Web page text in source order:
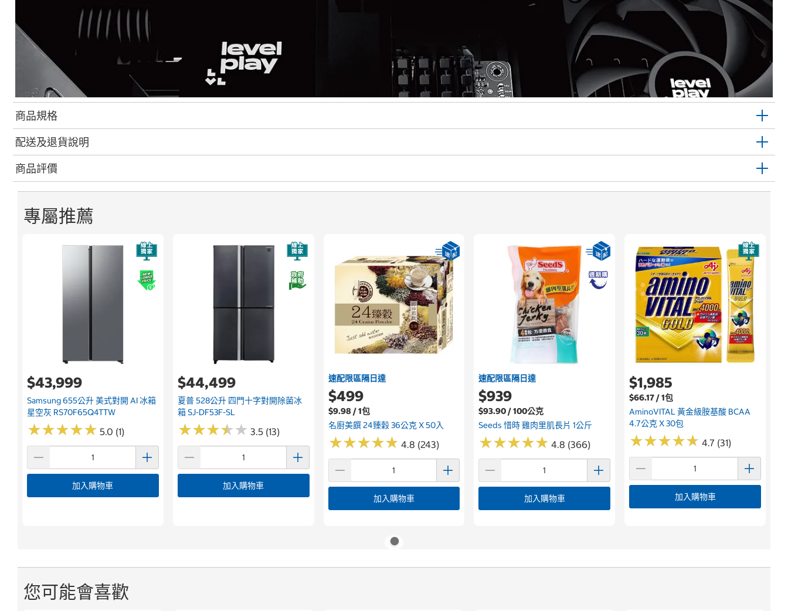
商品規格
配送及退貨說明
商品評價
專屬推薦
$43,999
Samsung 655公升 美式對開 AI 冰箱
星空灰 RS70F65Q4TTW
★★★★★
★★★★★ 5.0 (1)
加入購物車
$44,499
夏普 528公升 四門十字對開除菌冰
箱 SJ-DF53F-SL
★★★★★
★★★★★ 3.5 (13)
加入購物車
速配限區隔日達
$499
$9.98 / 1包
名廚美饌 24臻穀 36公克 X 50入
★★★★★
★★★★★ 4.8 (243)
加入購物車
速配限區隔日達
$939
$93.90 / 100公克
Seeds 惜時 雞肉里肌長片 1公斤
★★★★★
★★★★★ 4.8 (366)
加入購物車
$1,985
$66.17 / 1包
AminoVITAL 黃金級胺基酸 BCAA
4.7公克 X 30包
★★★★★
★★★★★ 4.7 (31)
加入購物車
您可能會喜歡